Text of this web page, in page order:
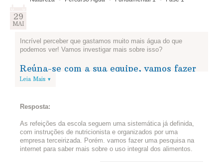
29
MAI
Incrível perceber que gastamos muito mais água do que
podemos ver! Vamos investigar mais sobre isso?
Reúna-se com a sua equipe, vamos fazer
uma expedição à cozinha! Vocês devem
1) Conversar sobre o uso da água na cozinha. Saber como
eles utilizam a água e o que fazem para economizar.
2) Perguntar sobre reaproveitamento de alimentos. Peçam, por
exemplo, dicas de como é possível reaproveitar as sobras,
Leia Mais ▾
Resposta:
As refeições da escola seguem uma sistemática já definida,
com instruções de nutricionista e organizados por uma
empresa terceirizada. Porém. vamos fazer uma pesquisa na
internet para saber mais sobre o uso integral dos alimentos.